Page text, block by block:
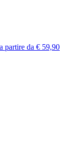
a partire da € 59,90